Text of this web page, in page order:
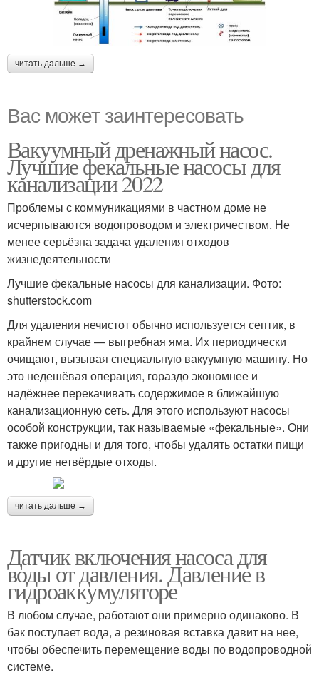
читать дальше →
Вас может заинтересовать
Вакуумный дренажный насос.
Лучшие фекальные насосы для
канализации 2022
Проблемы с коммуникациями в частном доме не
исчерпываются водопроводом и электричеством. Не
менее серьёзна задача удаления отходов
жизнедеятельности
Лучшие фекальные насосы для канализации. Фото:
shutterstock.com
Для удаления нечистот обычно используется септик, в
крайнем случае — выгребная яма. Их периодически
очищают, вызывая специальную вакуумную машину. Но
это недешёвая операция, гораздо экономнее и
надёжнее перекачивать содержимое в ближайшую
канализационную сеть. Для этого используют насосы
особой конструкции, так называемые «фекальные». Они
также пригодны и для того, чтобы удалять остатки пищи
и другие нетвёрдые отходы.
читать дальше →
Датчик включения насоса для
воды от давления. Давление в
гидроаккумуляторе
В любом случае, работают они примерно одинаково. В
бак поступает вода, а резиновая вставка давит на нее,
чтобы обеспечить перемещение воды по водопроводной
системе.